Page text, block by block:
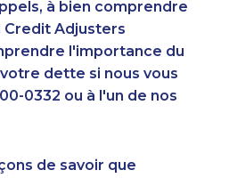
à bien comprendre
Adjusters
l'importance du
dette si nous vous
0332 ou à l'un de nos
de savoir que